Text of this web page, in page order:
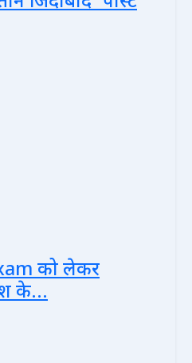
को लेकर
के...